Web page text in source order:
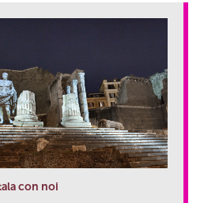
con noi